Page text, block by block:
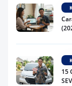
15